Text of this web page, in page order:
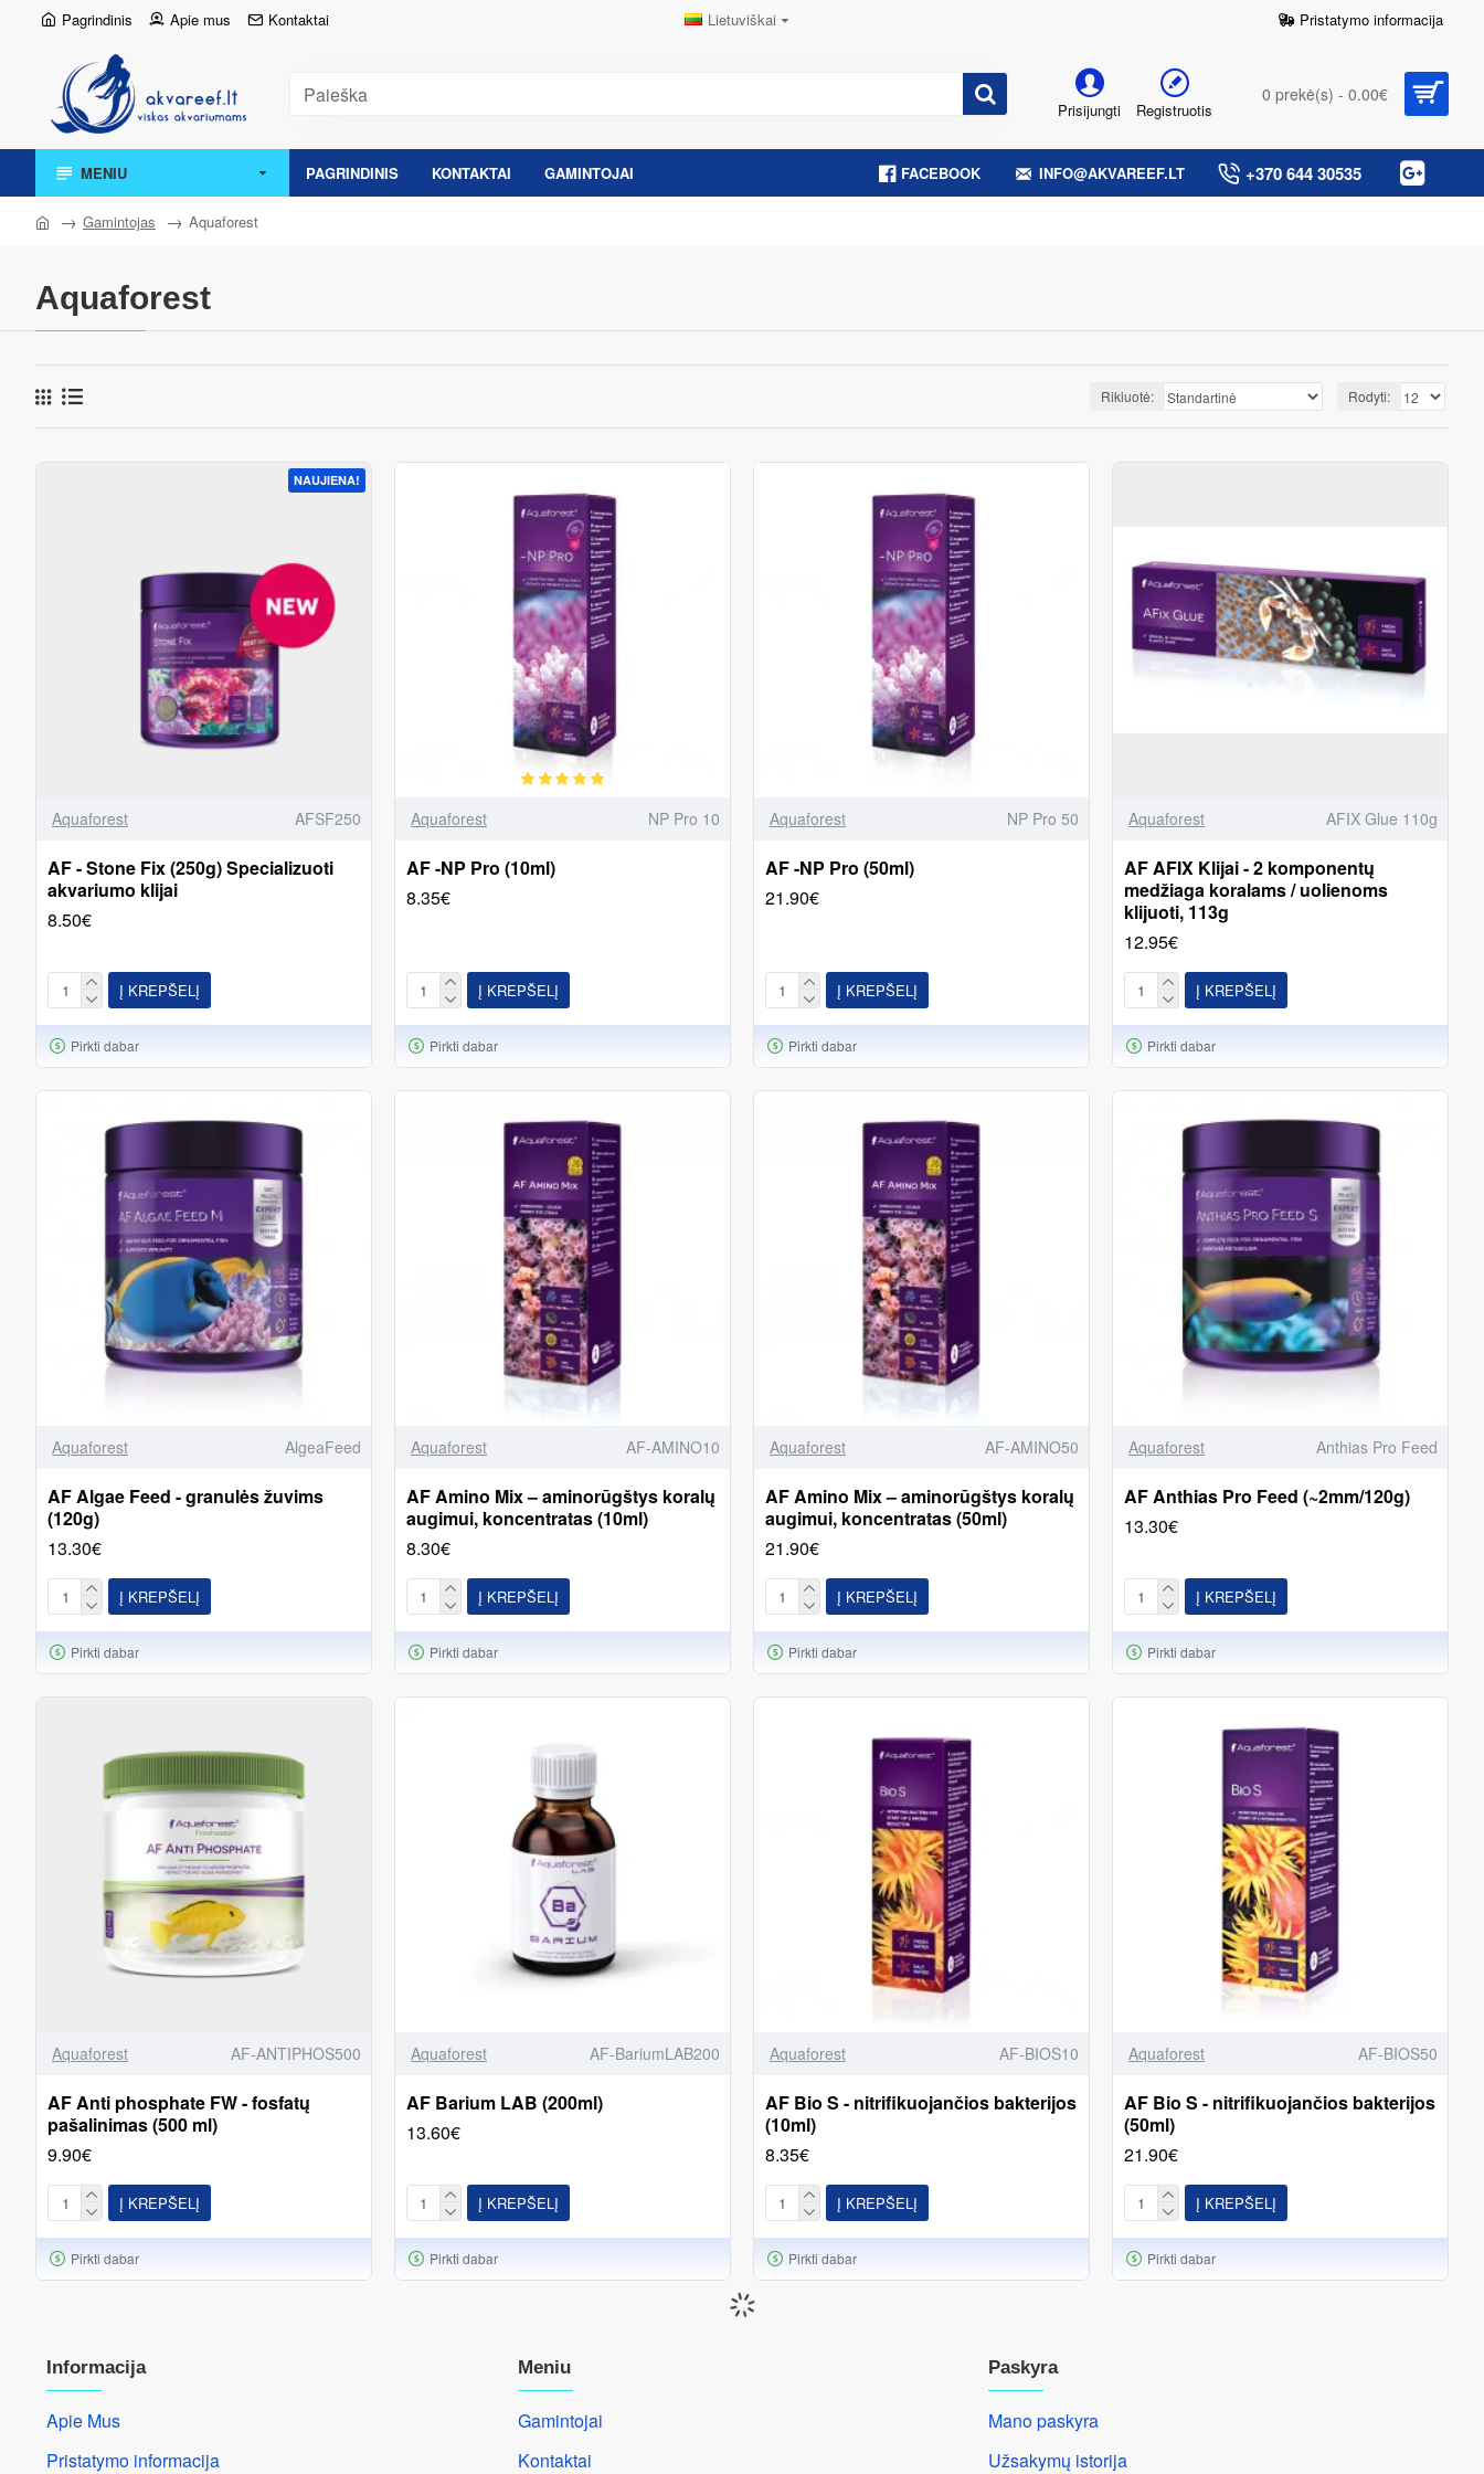
Pagrindinis Apie mus Kontaktai Lietuviškai Pristatymo informacija
Prisijungti Registruotis
0 prekė(s) - 0.00€
MENIU PAGRINDINIS KONTAKTAI GAMINTOJAI FACEBOOK INFO@AKVAREEF.LT +370 644 30535
Gamintojas Aquaforest
Aquaforest
Rikiuotė: Rodyti:
NAUJIENA!
Aquaforest AFSF250
AF - Stone Fix (250g) Specializuoti
akvariumo klijai
8.50€
Į KREPŠELĮ
Pirkti dabar
Aquaforest NP Pro 10
AF -NP Pro (10ml)
8.35€
Į KREPŠELĮ
Pirkti dabar
Aquaforest NP Pro 50
AF -NP Pro (50ml)
21.90€
Į KREPŠELĮ
Pirkti dabar
Aquaforest AFIX Glue 110g
AF AFIX Klijai - 2 komponentų
medžiaga koralams / uolienoms
klijuoti, 113g
12.95€
Į KREPŠELĮ
Pirkti dabar
Aquaforest AlgeaFeed
AF Algae Feed - granulės žuvims
(120g)
13.30€
Į KREPŠELĮ
Pirkti dabar
Aquaforest AF-AMINO10
AF Amino Mix – aminorūgštys koralų
augimui, koncentratas (10ml)
8.30€
Į KREPŠELĮ
Pirkti dabar
Aquaforest AF-AMINO50
AF Amino Mix – aminorūgštys koralų
augimui, koncentratas (50ml)
21.90€
Į KREPŠELĮ
Pirkti dabar
Aquaforest Anthias Pro Feed
AF Anthias Pro Feed (~2mm/120g)
13.30€
Į KREPŠELĮ
Pirkti dabar
Aquaforest AF-ANTIPHOS500
AF Anti phosphate FW - fosfatų
pašalinimas (500 ml)
9.90€
Į KREPŠELĮ
Pirkti dabar
Aquaforest AF-BariumLAB200
AF Barium LAB (200ml)
13.60€
Į KREPŠELĮ
Pirkti dabar
Aquaforest AF-BIOS10
AF Bio S - nitrifikuojančios bakterijos
(10ml)
8.35€
Į KREPŠELĮ
Pirkti dabar
Aquaforest AF-BIOS50
AF Bio S - nitrifikuojančios bakterijos
(50ml)
21.90€
Į KREPŠELĮ
Pirkti dabar
Informacija
Apie Mus
Pristatymo informacija
Meniu
Gamintojai
Kontaktai
Paskyra
Mano paskyra
Užsakymų istorija